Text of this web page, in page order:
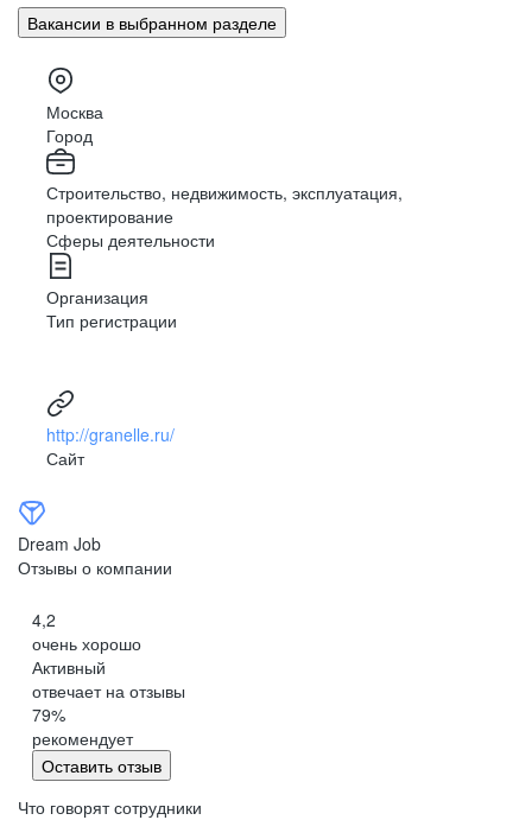
Вакансии в выбранном разделе
Москва
Город
Строительство, недвижимость, эксплуатация,
проектирование
Сферы деятельности
Организация
Тип регистрации
http://granelle.ru/
Сайт
Dream Job
Отзывы о компании
4,2
очень хорошо
Активный
отвечает на отзывы
79%
рекомендует
Оставить отзыв
Что говорят сотрудники